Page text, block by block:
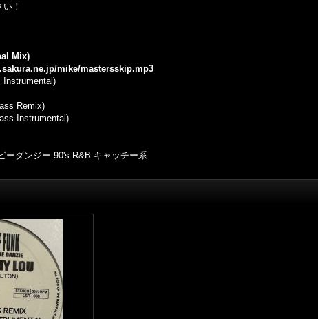
！
Mix)
mike/mastersskip.mp3
Instrumental)
Remix)
Instrumental)
ーダンジー 90's R&B キャッチー系